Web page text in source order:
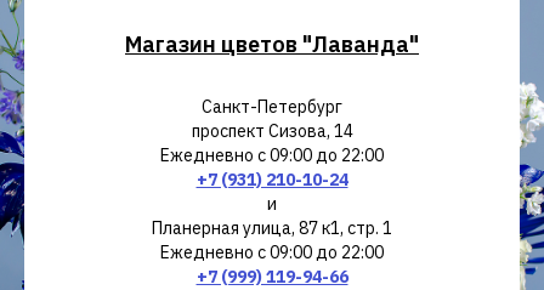
Магазин цветов "Лаванда"
Санкт-Петербург
проспект Сизова, 14
Ежедневно с 09:00 до 22:00
+7 (931) 210-10-24
и
Планерная улица, 87 к1, стр. 1
Ежедневно с 09:00 до 22:00
+7 (999) 119-94-66